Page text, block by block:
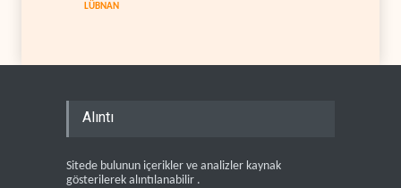
LÜBNAN
Alıntı
Sitede bulunun içerikler ve analizler kaynak
gösterilerek alıntılanabilir .